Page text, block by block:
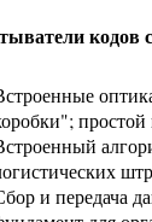
кодов
и передача